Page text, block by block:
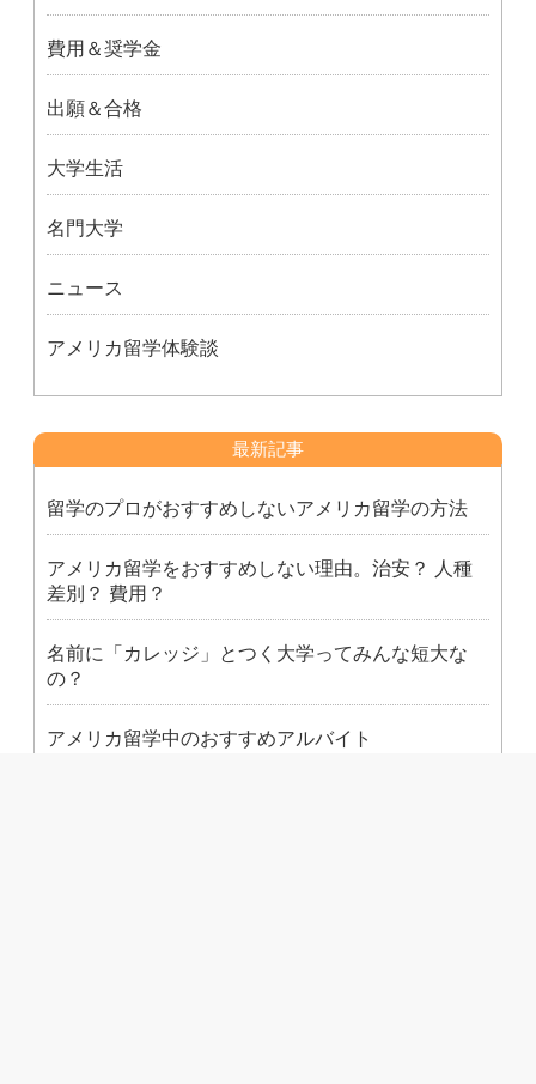
費用＆奨学金
出願＆合格
大学生活
名門大学
ニュース
アメリカ留学体験談
最新記事
留学のプロがおすすめしないアメリカ留学の方法
アメリカ留学をおすすめしない理由。治安？ 人種
差別？ 費用？
名前に「カレッジ」とつく大学ってみんな短大な
の？
アメリカ留学中のおすすめアルバイト